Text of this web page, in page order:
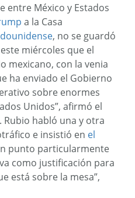
entre México y Estados
a la Casa
, no se guardó
miércoles que el
mexicano, con la venia
ha enviado el Gobierno
sobre enormes
Unidos”, afirmó el
habló una y otra
e insistió en el
punto particularmente
como justificación para
está sobre la mesa”,